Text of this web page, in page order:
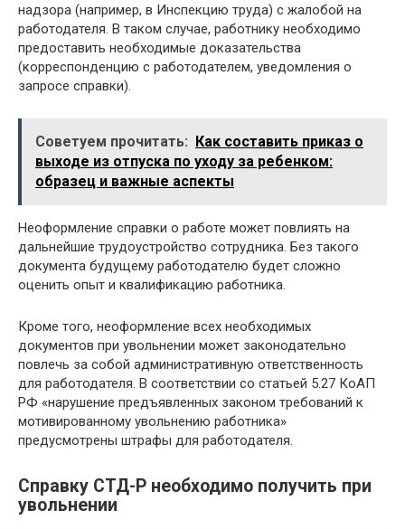
надзора (например, в Инспекцию труда) с жалобой на
работодателя. В таком случае, работнику необходимо
предоставить необходимые доказательства
(корреспонденцию с работодателем, уведомления о
запросе справки).
Советуем прочитать: Как составить приказ о
выходе из отпуска по уходу за ребенком:
образец и важные аспекты
Неоформление справки о работе может повлиять на
дальнейшие трудоустройство сотрудника. Без такого
документа будущему работодателю будет сложно
оценить опыт и квалификацию работника.
Кроме того, неоформление всех необходимых
документов при увольнении может законодательно
повлечь за собой административную ответственность
для работодателя. В соответствии со статьей 5.27 КоАП
РФ «нарушение предъявленных законом требований к
мотивированному увольнению работника»
предусмотрены штрафы для работодателя.
Справку СТД-Р необходимо получить при
увольнении